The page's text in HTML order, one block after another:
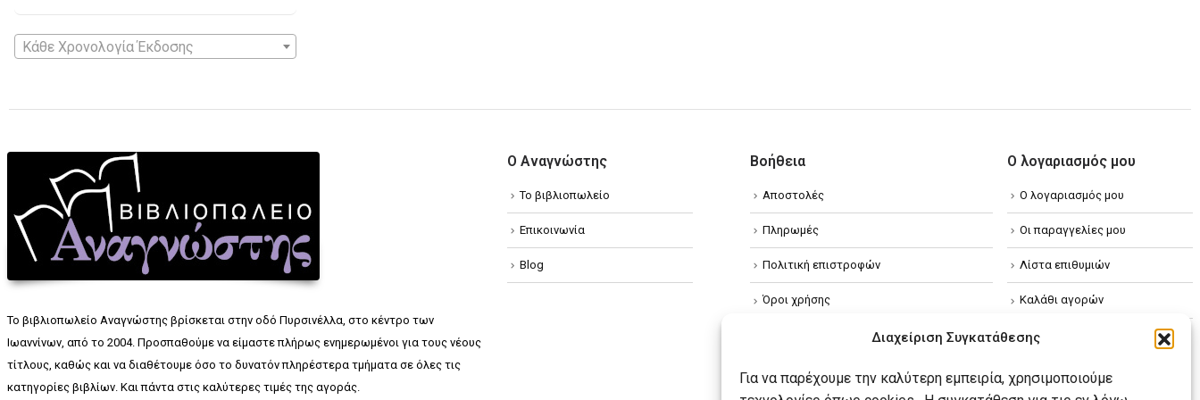
Διαχείριση Συγκατάθεσης
Για να παρέχουμε την καλύτερη εμπειρία, χρησιμοποιούμε
Κάθε Χρονολογία Έκδοσης
Το βιβλιοπωλείο Αναγνώστης βρίσκεται στην οδό Πυρσινέλλα, στο κέντρο των
Ιωαννίνων, από το 2004. Προσπαθούμε να είμαστε πλήρως ενημερωμένοι για τους νέους
τίτλους, καθώς και να διαθέτουμε όσο το δυνατόν πληρέστερα τμήματα σε όλες τις
κατηγορίες βιβλίων. Και πάντα στις καλύτερες τιμές της αγοράς.
Ο Αναγνώστης
Το βιβλιοπωλείο
Επικοινωνία
Blog
Βοήθεια
Αποστολές
Πληρωμές
Πολιτική επιστροφών
Όροι χρήσης
Πολιτική απορρήτου
Πολιτική Cookies
Ο λογαριασμός μου
Ο λογαριασμός μου
Οι παραγγελίες μου
Λίστα επιθυμιών
Καλάθι αγορών